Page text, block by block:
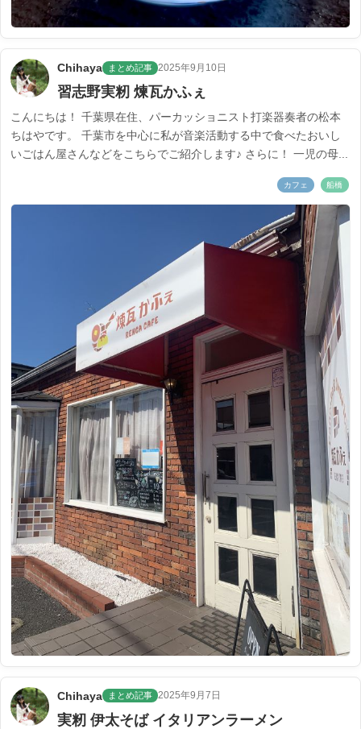
Chihaya まとめ記事 2025年9月10日
習志野実籾 煉瓦かふぇ
こんにちは！ 千葉県在住、パーカッショニスト打楽器奏者の松本
ちはやです。 千葉市を中心に私が音楽活動する中で食べたおいし
いごはん屋さんなどをこちらでご紹介します♪ さらに！ 一児の母...
カフェ 船橋
Chihaya まとめ記事 2025年9月7日
実籾 伊太そば イタリアンラーメン